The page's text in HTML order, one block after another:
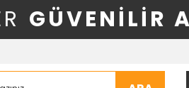
GÜVENİLİR